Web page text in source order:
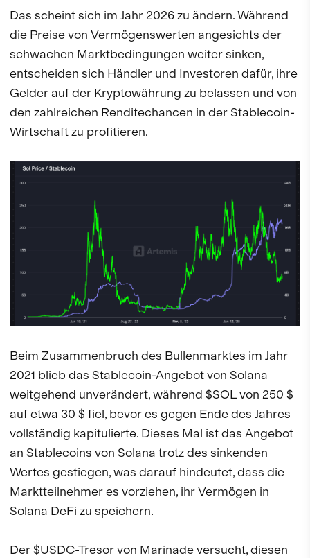
Das scheint sich im Jahr 2026 zu ändern. Während
die Preise von Vermögenswerten angesichts der
schwachen Marktbedingungen weiter sinken,
entscheiden sich Händler und Investoren dafür, ihre
Gelder auf der Kryptowährung zu belassen und von
den zahlreichen Renditechancen in der Stablecoin-
Wirtschaft zu profitieren.
Beim Zusammenbruch des Bullenmarktes im Jahr
2021 blieb das Stablecoin-Angebot von Solana
weitgehend unverändert, während $SOL von 250 $
auf etwa 30 $ fiel, bevor es gegen Ende des Jahres
vollständig kapitulierte. Dieses Mal ist das Angebot
an Stablecoins von Solana trotz des sinkenden
Wertes gestiegen, was darauf hindeutet, dass die
Marktteilnehmer es vorziehen, ihr Vermögen in
Solana DeFi zu speichern.
Der $USDC-Tresor von Marinade versucht, diesen